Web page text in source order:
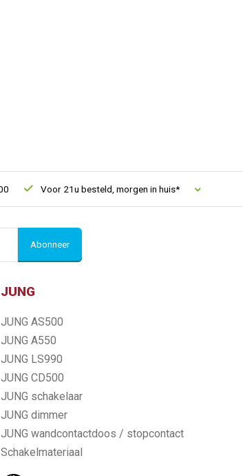
Voor 21u besteld, morgen in huis* 30 dagen
Abonneer
JUNG
JUNG AS500
JUNG A550
JUNG LS990
JUNG CD500
JUNG schakelaar
JUNG dimmer
JUNG wandcontactdoos / stopcontact
Schakelmateriaal